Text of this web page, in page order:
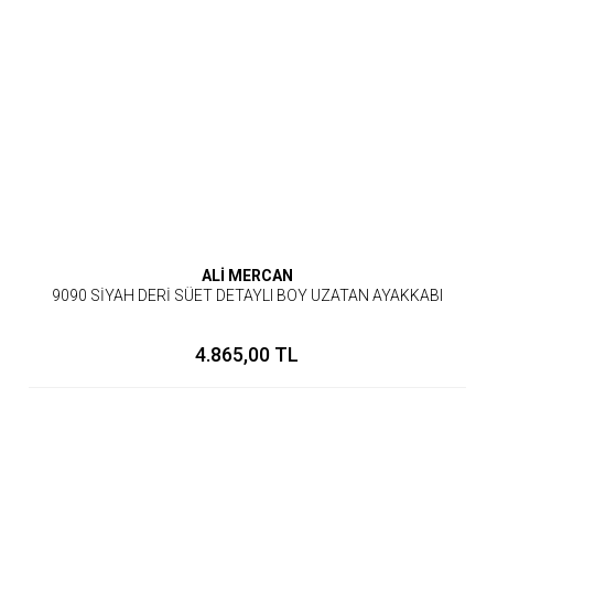
ALİ MERCAN
9090 SİYAH DERİ SÜET DETAYLI BOY UZATAN AYAKKABI
4.865,00 TL